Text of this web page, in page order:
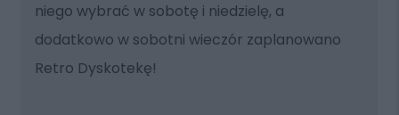
niego wybrać w sobotę i niedzielę, a
dodatkowo w sobotni wieczór zaplanowano
Retro Dyskotekę!